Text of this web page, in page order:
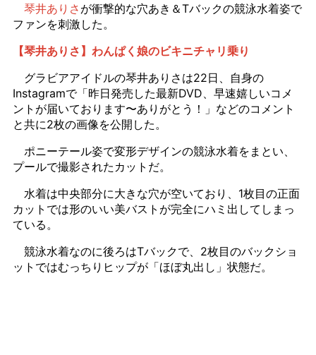
琴井ありさ が衝撃的な穴あき＆Tバックの競泳水着姿で
ファンを刺激した。
【琴井ありさ】わんぱく娘のビキニチャリ乗り
グラビアアイドルの琴井ありさは22日、自身の
Instagramで「昨日発売した最新DVD、早速嬉しいコメ
ントが届いております〜ありがとう！」などのコメント
と共に2枚の画像を公開した。
ポニーテール姿で変形デザインの競泳水着をまとい、
プールで撮影されたカットだ。
水着は中央部分に大きな穴が空いており、1枚目の正面
カットでは形のいい美バストが完全にハミ出してしまっ
ている。
競泳水着なのに後ろはTバックで、2枚目のバックショ
ットではむっちりヒップが「ほぼ丸出し」状態だ。